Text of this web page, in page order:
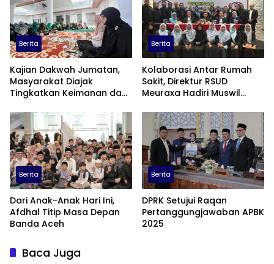
Berita
Kajian Dakwah Jumatan,
Masyarakat Diajak
Tingkatkan Keimanan dan
Berita
Kolaborasi Antar Rumah
Sakit, Direktur RSUD
Meuraxa Hadiri Muswil
Berita
Dari Anak-Anak Hari Ini,
Afdhal Titip Masa Depan
Banda Aceh
Berita
DPRK Setujui Raqan
Pertanggungjawaban APBK
2025
Baca Juga